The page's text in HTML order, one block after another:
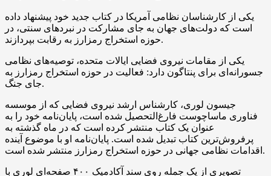
یکی از کارشناسان نظامی آمریکا در کتاب جدید خود پیشنهاد داده
است که دولت‌های جهان به جای مشارکت در نبردهای سنتی، در
حوزه استخراج رمزارز به رقابت بپردازند.
یکی از مقامات نیروی فضایی ایالات متحده، توصیه‌های نظامی
جسورانه‌ای برای پنتاگون دارد: فعالیت در حوزه استخراج رمزارز به
جای جنگ.
جیسون لوری، کارشناس ارشد نیروی فضایی که از موسسه
فناوری ماساچوست فارغ‌التحصیل شده است، پایان‌نامه خود را به
عنوان یک کتاب منتشر کرده است که در ماه گذشته به
پرفروش‌ترین کتاب تبدیل شده است. پایان‌نامه او با موضوع آینده
اقدامات نظامی جهانی در حوزه استخراج رمزارز منتشر شده است.
تصویری از یک جمله روی سند آکادمیک ۴۰۰ صفحه‌ای لوری با